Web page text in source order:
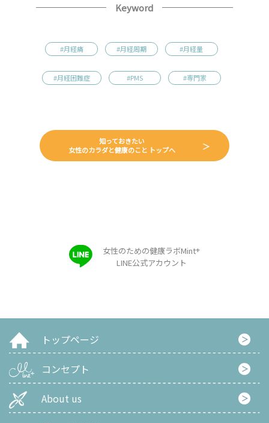
Keyword
#月経痛 #月経周期 #月経量
#月経困難症 #PMS #専門家
知っておきたい
女性のカラダと健康のこと トップへ
女性のための健康ラボMint+
LINE公式アカウント
トップページ
コンセプト
About us